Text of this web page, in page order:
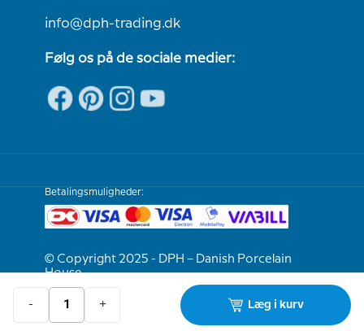
- + Læg i kurv
info@dph-trading.dk
Følg os på de sociale medier:
Betalingsmuligheder:
© Copyright 2025 - DPH – Danish Porcelain
House